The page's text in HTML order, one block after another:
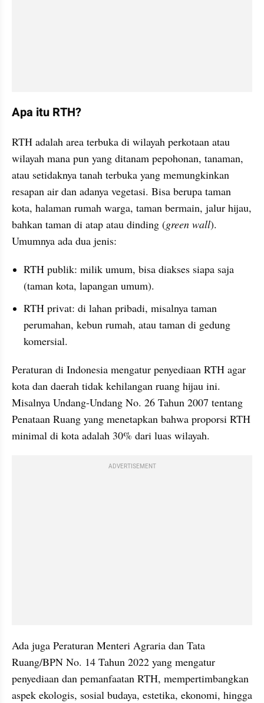
Apa itu RTH?
RTH adalah area terbuka di wilayah perkotaan atau
wilayah mana pun yang ditanam pepohonan, tanaman,
atau setidaknya tanah terbuka yang memungkinkan
resapan air dan adanya vegetasi. Bisa berupa taman
kota, halaman rumah warga, taman bermain, jalur hijau,
bahkan taman di atap atau dinding (green wall).
Umumnya ada dua jenis:
RTH publik: milik umum, bisa diakses siapa saja
(taman kota, lapangan umum).
RTH privat: di lahan pribadi, misalnya taman
perumahan, kebun rumah, atau taman di gedung
komersial.
Peraturan di Indonesia mengatur penyediaan RTH agar
kota dan daerah tidak kehilangan ruang hijau ini.
Misalnya Undang-Undang No. 26 Tahun 2007 tentang
Penataan Ruang yang menetapkan bahwa proporsi RTH
minimal di kota adalah 30% dari luas wilayah.
ADVERTISEMENT
Ada juga Peraturan Menteri Agraria dan Tata
Ruang/BPN No. 14 Tahun 2022 yang mengatur
penyediaan dan pemanfaatan RTH, mempertimbangkan
aspek ekologis, sosial budaya, estetika, ekonomi, hingga